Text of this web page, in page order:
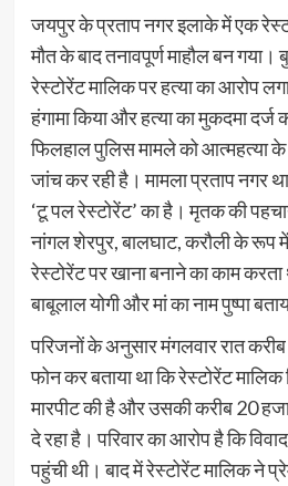
जयपुर के प्रताप नगर इलाके में एक
मौत के बाद तनावपूर्ण माहौल बन गया।
रेस्टोरेंट मालिक पर हत्या का आरोप
हंगामा किया और हत्या का मुकदमा
फिलहाल पुलिस मामले को आत्महत्या
जांच कर रही है। मामला प्रताप नगर
‘टू पल रेस्टोरेंट’ का है। मृतक की
नांगल शेरपुर, बालघाट, करौली के रूप
रेस्टोरेंट पर खाना बनाने का काम
बाबूलाल योगी और मां का नाम पुष्पा
परिजनों के अनुसार मंगलवार रात
फोन कर बताया था कि रेस्टोरेंट
मारपीट की है और उसकी करीब 20
दे रहा है। परिवार का आरोप है कि
पहुंची थी। बाद में रेस्टोरेंट मालिक ने